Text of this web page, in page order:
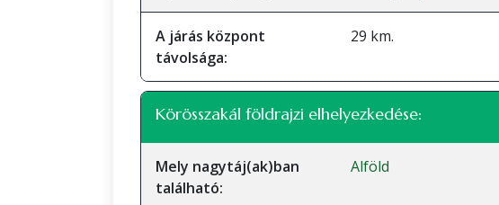
A járás központ
távolsága:
29 km.
Körösszakál földrajzi elhelyezkedése:
Mely nagytáj(ak)ban
található:
Alföld